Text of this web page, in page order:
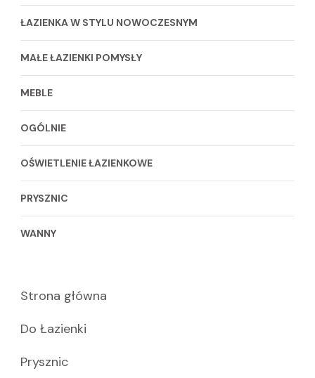
ŁAZIENKA W STYLU NOWOCZESNYM
MAŁE ŁAZIENKI POMYSŁY
MEBLE
OGÓLNIE
OŚWIETLENIE ŁAZIENKOWE
PRYSZNIC
WANNY
Strona główna
Do Łazienki
Prysznic